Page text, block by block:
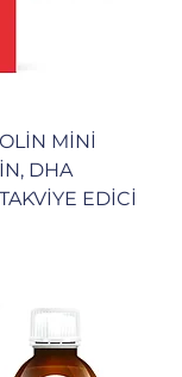
MİNİ
DHA
EDİCİ